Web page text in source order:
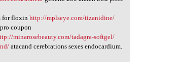
for floxinhttp://mplseye.com/tizanidine/
coupon
minarosebeauty.com/tadagra-softgel/
atacand cerebrations sexes endocardium.